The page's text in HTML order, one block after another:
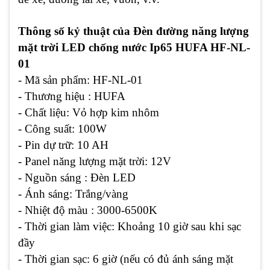
Thông số kỷ thuật của Đèn đường năng lượng
mặt trời LED chống nước Ip65 HUFA HF-NL-
01
- Mã sản phẩm: HF-NL-01
- Thương hiệu : HUFA
- Chất liệu: Vỏ hợp kim nhôm
- Công suất: 100W
- Pin dự trữ: 10 AH
- Panel năng lượng mặt trời: 12V
- Nguồn sáng : Đèn LED
- Ánh sáng: Trắng/vàng
- Nhiệt độ màu : 3000-6500K
- Thời gian làm việc: Khoảng 10 giờ sau khi sạc
đầy
- Thời gian sạc: 6 giờ (nếu có đủ ánh sáng mặt